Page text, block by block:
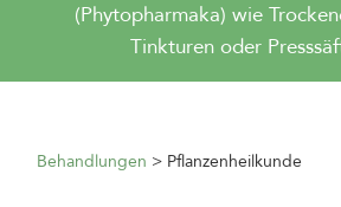
(Phytopharmaka) wie
Tinkturen oder
Behandlungen Pflanzenheilkunde